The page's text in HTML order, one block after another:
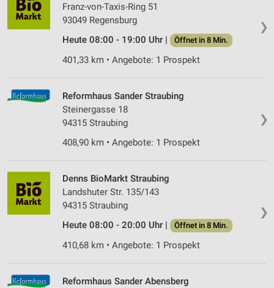
❯
Franz-von-Taxis-Ring 51
93049 Regensburg
Heute 08:00 - 19:00 Uhr |
Öffnet in 8 Min.
401,33 km • Angebote: 1 Prospekt
❯
Reformhaus Sander Straubing
Steinergasse 18
94315 Straubing
408,90 km • Angebote: 1 Prospekt
❯
Denns BioMarkt Straubing
Landshuter Str. 135/143
94315 Straubing
Heute 08:00 - 20:00 Uhr |
Öffnet in 8 Min.
410,68 km • Angebote: 1 Prospekt
Reformhaus Sander Abensberg